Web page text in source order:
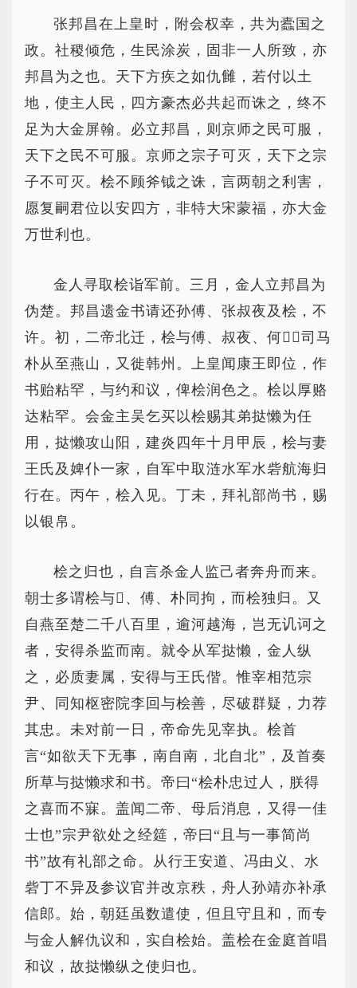
张邦昌在上皇时，附会权幸，共为蠹国之
政。社稷倾危，生民涂炭，固非一人所致，亦
邦昌为之也。天下方疾之如仇雠，若付以土
地，使主人民，四方豪杰必共起而诛之，终不
足为大金屏翰。必立邦昌，则京师之民可服，
天下之民不可服。京师之宗子可灭，天下之宗
子不可灭。桧不顾斧钺之诛，言两朝之利害，
愿复嗣君位以安四方，非特大宋蒙福，亦大金
万世利也。
金人寻取桧诣军前。三月，金人立邦昌为
伪楚。邦昌遗金书请还孙傅、张叔夜及桧，不
许。初，二帝北迁，桧与傅、叔夜、何，司马
朴从至燕山，又徙韩州。上皇闻康王即位，作
书贻粘罕，与约和议，俾桧润色之。桧以厚赂
达粘罕。会金主吴乞买以桧赐其弟挞懒为任
用，挞懒攻山阳，建炎四年十月甲辰，桧与妻
王氏及婢仆一家，自军中取涟水军水砦航海归
行在。丙午，桧入见。丁未，拜礼部尚书，赐
以银帛。
桧之归也，自言杀金人监己者奔舟而来。
朝士多谓桧与、傅、朴同拘，而桧独归。又
自燕至楚二千八百里，逾河越海，岂无讥诃之
者，安得杀监而南。就令从军挞懒，金人纵
之，必质妻属，安得与王氏偕。惟宰相范宗
尹、同知枢密院李回与桧善，尽破群疑，力荐
其忠。未对前一日，帝命先见宰执。桧首
言“如欲天下无事，南自南，北自北”，及首奏
所草与挞懒求和书。帝曰“桧朴忠过人，朕得
之喜而不寐。盖闻二帝、母后消息，又得一佳
士也”宗尹欲处之经筵，帝曰“且与一事简尚
书”故有礼部之命。从行王安道、冯由义、水
砦丁不异及参议官并改京秩，舟人孙靖亦补承
信郎。始，朝廷虽数遣使，但且守且和，而专
与金人解仇议和，实自桧始。盖桧在金庭首唱
和议，故挞懒纵之使归也。